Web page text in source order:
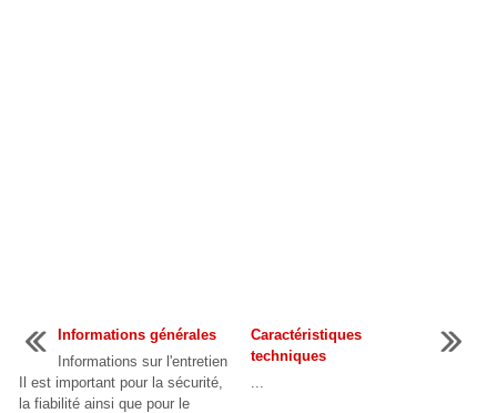
Informations générales
Informations sur l'entretien
Il est important pour la sécurité,
la fiabilité ainsi que pour le
Caractéristiques
techniques